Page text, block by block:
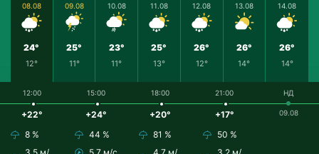
08.08
24°
12°
09.08
25°
11°
10.08
23°
11°
11.08
25°
13°
12.08
26°
12°
13.08
26°
14°
14.08
26°
14°
12:00
+22°
8 %
15:00
+24°
44 %
18:00
+20°
81 %
21:00
+17°
50 %
НД
09.08